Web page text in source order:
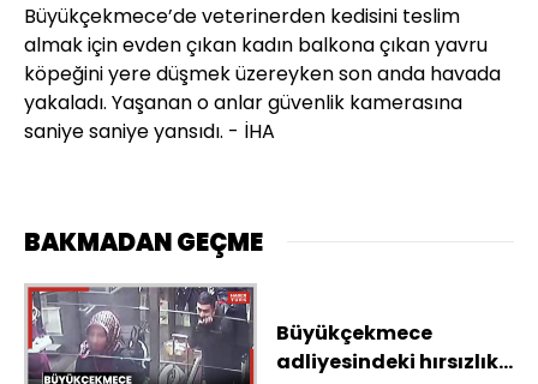
Büyükçekmece’de veterinerden kedisini teslim
almak için evden çıkan kadın balkona çıkan yavru
köpeğini yere düşmek üzereyken son anda havada
yakaladı. Yaşanan o anlar güvenlik kamerasına
saniye saniye yansıdı. - İHA
BAKMADAN GEÇME
Büyükçekmece
adliyesindeki hırsızlık;